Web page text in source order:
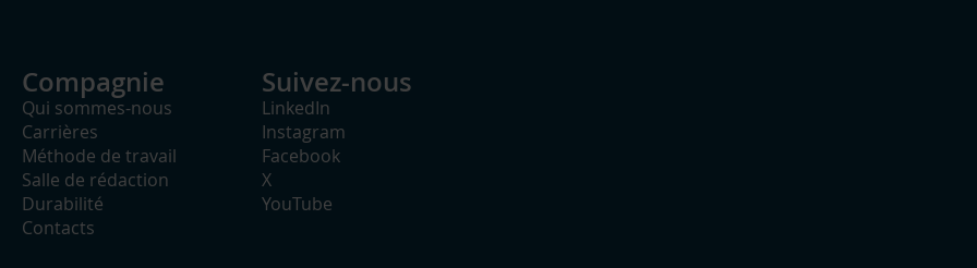
Compagnie
Qui sommes-nous
Carrières
Méthode de travail
Salle de rédaction
Durabilité
Contacts
Suivez-nous
LinkedIn
Instagram
Facebook
X
YouTube